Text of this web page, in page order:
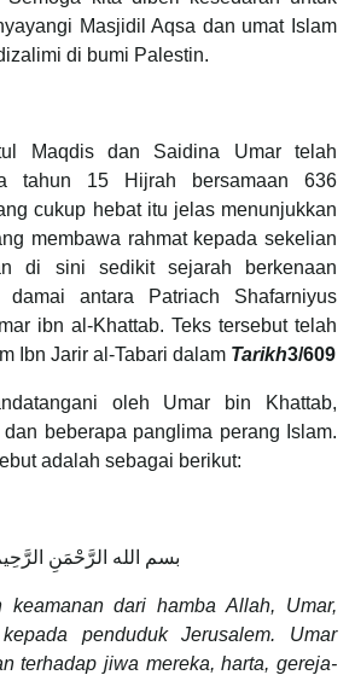
Masjidil Aqsa dan umat Islam
di bumi Palestin.
Maqdis dan Saidina Umar telah
tahun 15 Hijrah bersamaan 636
cukup hebat itu jelas menunjukkan
membawa rahmat kepada sekelian
di sini sedikit sejarah berkenaan
damai antara Patriach Shafarniyus
ibn al-Khattab. Teks tersebut telah
Ibn Jarir al-Tabari dalam Tarikh3/609
oleh Umar bin Khattab,
beberapa panglima perang Islam.
adalah sebagai berikut:
بسم الله الرَّحْمَنِ
keamanan dari hamba Allah, Umar,
penduduk Jerusalem. Umar
terhadap jiwa mereka, harta, gereja-